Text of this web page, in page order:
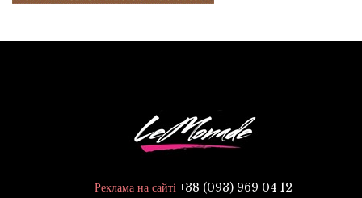
Реклама на сайті +38 (093) 969 04 12